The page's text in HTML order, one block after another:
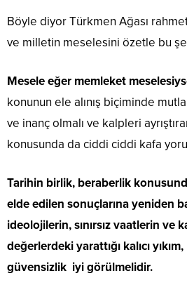
Böyle diyor Türkmen Ağası
ve milletin meselesini özetle bu
Mesele eğer memleket
konunun ele alınış biçiminde
ve inanç olmalı ve kalpleri
konusunda da ciddi ciddi kafa
Tarihin birlik, beraberlik
elde edilen sonuçlarına yeniden
ideolojilerin, sınırsız vaatlerin ve
değerlerdeki yarattığı kalıcı
güvensizlik iyi görülmelidir.